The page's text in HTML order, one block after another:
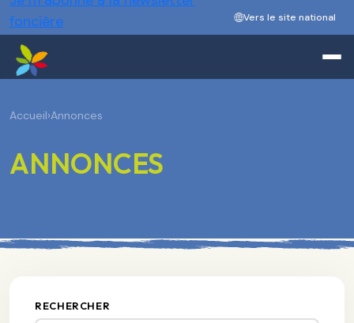
foncière
Vers le site national
Accueil›Annonces
ANNONCES
RECHERCHER